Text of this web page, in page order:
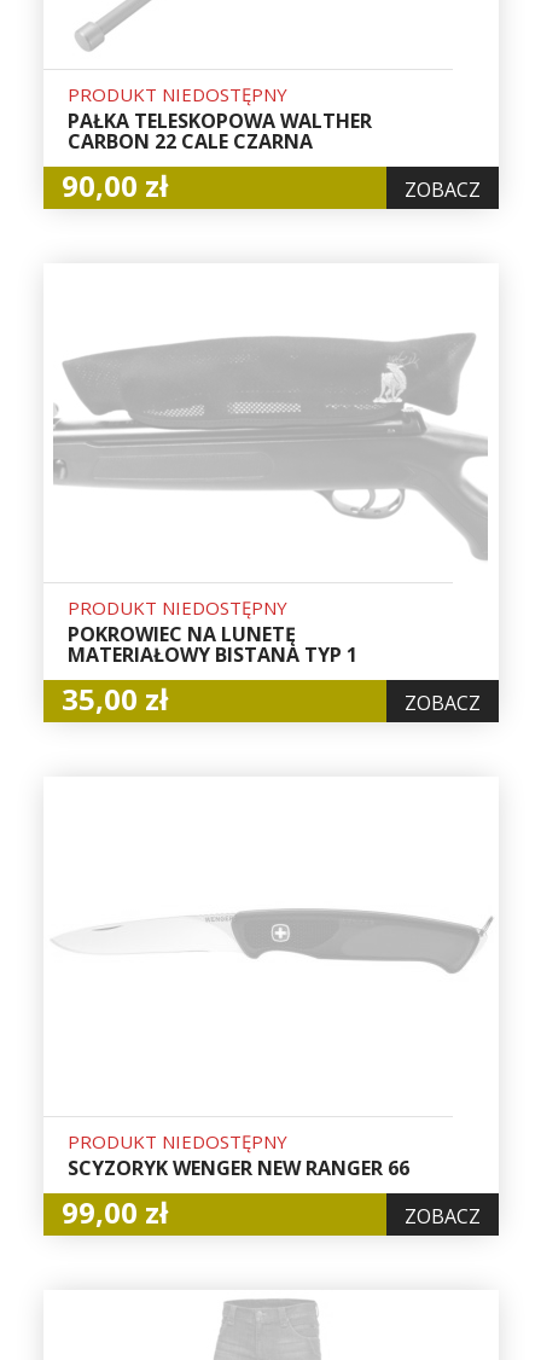
PRODUKT NIEDOSTĘPNY
PAŁKA TELESKOPOWA WALTHER
CARBON 22 CALE CZARNA
90,00 zł ZOBACZ
PRODUKT NIEDOSTĘPNY
POKROWIEC NA LUNETĘ
MATERIAŁOWY BISTANA TYP 1
35,00 zł ZOBACZ
PRODUKT NIEDOSTĘPNY
SCYZORYK WENGER NEW RANGER 66
99,00 zł ZOBACZ